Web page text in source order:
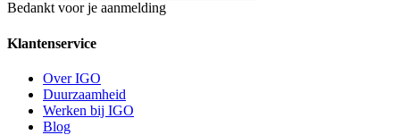
Bedankt voor je aanmelding
Klantenservice
Over IGO
Duurzaamheid
Werken bij IGO
Blog